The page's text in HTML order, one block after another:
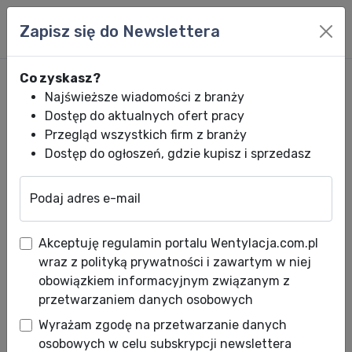
Bezpłatne szkolenia z zakresu
obsługi maszyn i
oprogramowania
Data publikacji: 08.02.2010
Zapisz się do Newslettera
Co zyskasz?
Najświeższe wiadomości z branży
Dostęp do aktualnych ofert pracy
Przegląd wszystkich firm z branży
Dostęp do ogłoszeń, gdzie kupisz i sprzedasz
Podaj adres e-mail
Akceptuję regulamin portalu Wentylacja.com.pl
wraz z polityką prywatności i zawartym w niej
obowiązkiem informacyjnym związanym z
przetwarzaniem danych osobowych
Wyrażam zgodę na przetwarzanie danych
osobowych w celu subskrypcji newslettera